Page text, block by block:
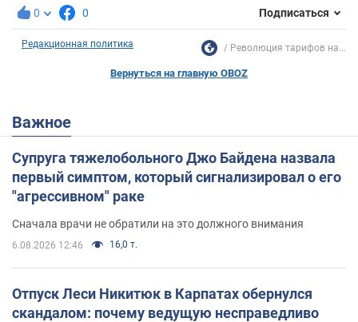
0 0 Подписаться
Редакционная политика Революция тарифов на...
Вернуться на главную OBOZ
Важное
Супруга тяжелобольного Джо Байдена назвала
первый симптом, который сигнализировал о его
"агрессивном" раке
Сначала врачи не обратили на это должного внимания
6.08.2026 12:46 16,0 т.
Отпуск Леси Никитюк в Карпатах обернулся
скандалом: почему ведущую несправедливо